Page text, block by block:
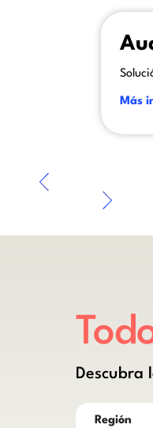
Más
This is
Descubra
Región